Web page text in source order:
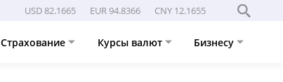
USD 82.1665 EUR 94.8366 CNY 12.1655
Страхование Курсы валют Бизнесу